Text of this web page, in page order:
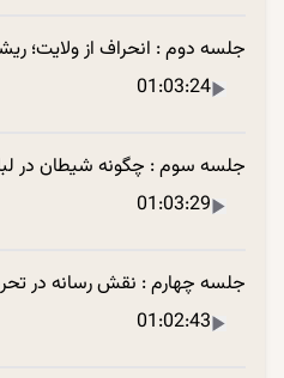
جلسه دوم : انحراف از ولایت؛
01:03:24
جلسه سوم : چگونه شیطان در
01:03:29
جلسه چهارم : نقش رسانه در
01:02:43